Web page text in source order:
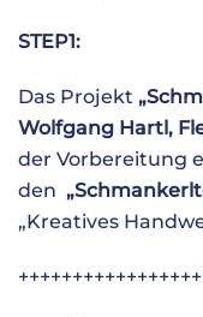
STEP1:
Das Projekt
Wolfgang Hartl,
der Vorbereitung
den
„Kreatives